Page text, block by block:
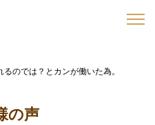
のでは？とカンが働いた為。
の声